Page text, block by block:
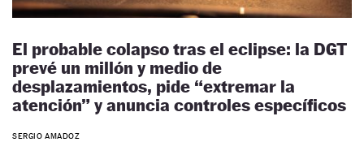
El probable colapso tras el eclipse: la DGT
prevé un millón y medio de
desplazamientos, pide “extremar la
atención” y anuncia controles específicos
SERGIO AMADOZ